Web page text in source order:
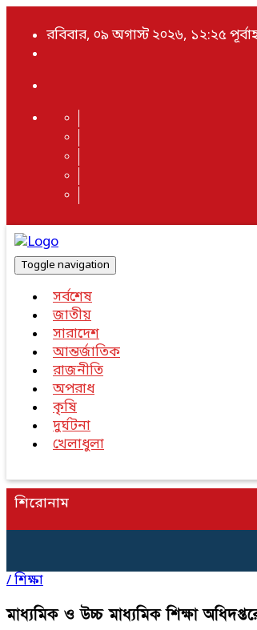
রবিবার, ০৯ অগাস্ট ২০২৬, ১২:২৫
Toggle navigation
সর্বশেষ
জাতীয়
সারাদেশ
আন্তর্জাতিক
রাজনীতি
অপরাধ
কৃষি
দুর্ঘটনা
খেলাধুলা
শিরোনাম
/শিক্ষা
মাধ্যমিক ও উচ্চ মাধ্যমিক শিক্ষা